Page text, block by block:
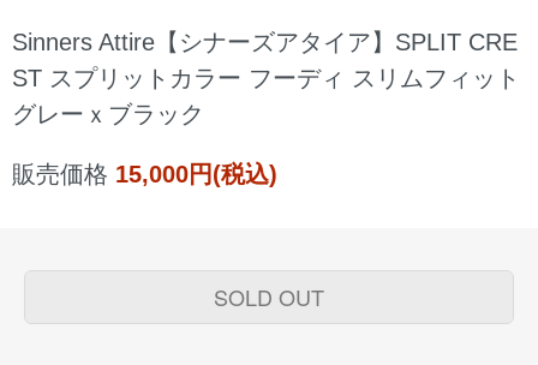
Sinners Attire【シナーズアタイア】SPLIT CRE
ST スプリットカラー フーディ スリムフィット
グレーｘブラック
販売価格 15,000円(税込)
SOLD OUT